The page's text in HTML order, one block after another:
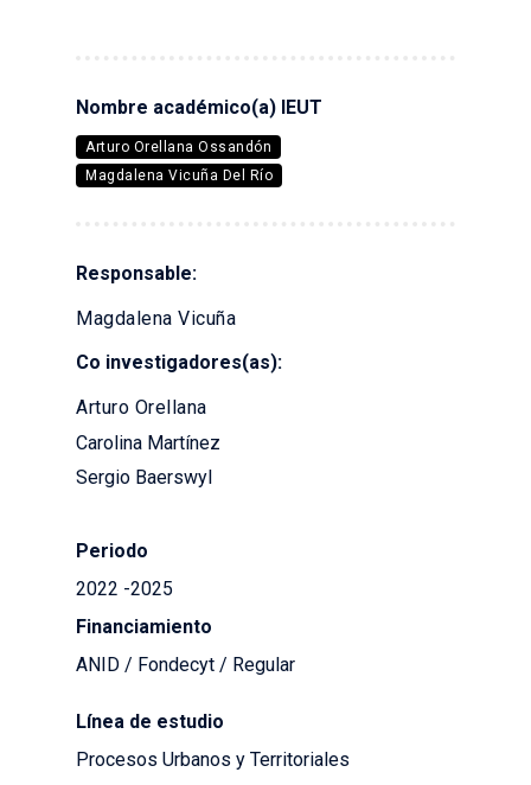
Nombre académico(a) IEUT
Arturo Orellana Ossandón
Magdalena Vicuña Del Río
Responsable:
Magdalena Vicuña
Co investigadores(as):
Arturo Orellana
Carolina Martínez
Sergio Baerswyl
Periodo
2022 -2025
Financiamiento
ANID / Fondecyt / Regular
Línea de estudio
Procesos Urbanos y Territoriales